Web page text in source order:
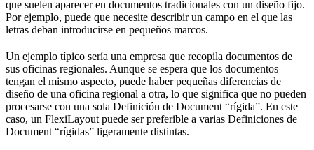
que suelen aparecer en documentos tradicionales con un diseño fijo.
Por ejemplo, puede que necesite describir un campo en el que las
letras deban introducirse en pequeños marcos.
Un ejemplo típico sería una empresa que recopila documentos de
sus oficinas regionales. Aunque se espera que los documentos
tengan el mismo aspecto, puede haber pequeñas diferencias de
diseño de una oficina regional a otra, lo que significa que no pueden
procesarse con una sola Definición de Document “rígida”. En este
caso, un FlexiLayout puede ser preferible a varias Definiciones de
Document “rígidas” ligeramente distintas.